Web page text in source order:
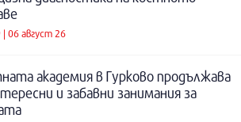
| 06 август 26
академия в Гурково продължава
и забавни занимания за